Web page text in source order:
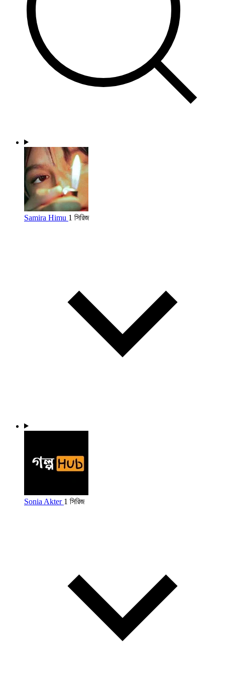
Samira Himu 1 সিরিজ
Sonia Akter 1 সিরিজ